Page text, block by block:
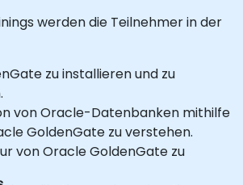
werden die Teilnehmer in der
zu installieren und zu
von Oracle-Datenbanken mithilfe
GoldenGate zu verstehen.
von Oracle GoldenGate zu